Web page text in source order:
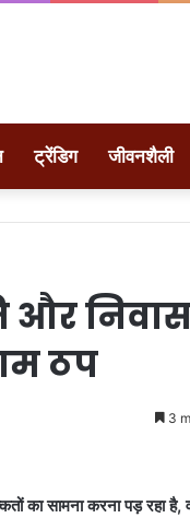
ट्रेंडिग जीवनशैली
और
ठप
3
का सामना करना पड़ रहा है,